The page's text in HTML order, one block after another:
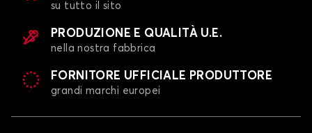
su tutto il sito
PRODUZIONE E QUALITÀ U.E.
nella nostra fabbrica
FORNITORE UFFICIALE PRODUTTORE
grandi marchi europei